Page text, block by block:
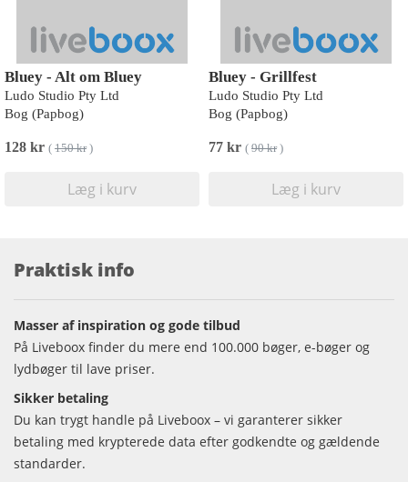
Bluey - Alt om Bluey
Ludo Studio Pty Ltd
Bog (Papbog)
128 kr ( 150 kr)
Læg i kurv
Bluey - Grillfest
Ludo Studio Pty Ltd
Bog (Papbog)
77 kr ( 90 kr)
Læg i kurv
Praktisk info
Masser af inspiration og gode tilbud
På Liveboox finder du mere end 100.000 bøger, e-bøger og
lydbøger til lave priser.
Sikker betaling
Du kan trygt handle på Liveboox – vi garanterer sikker
betaling med krypterede data efter godkendte og gældende
standarder.